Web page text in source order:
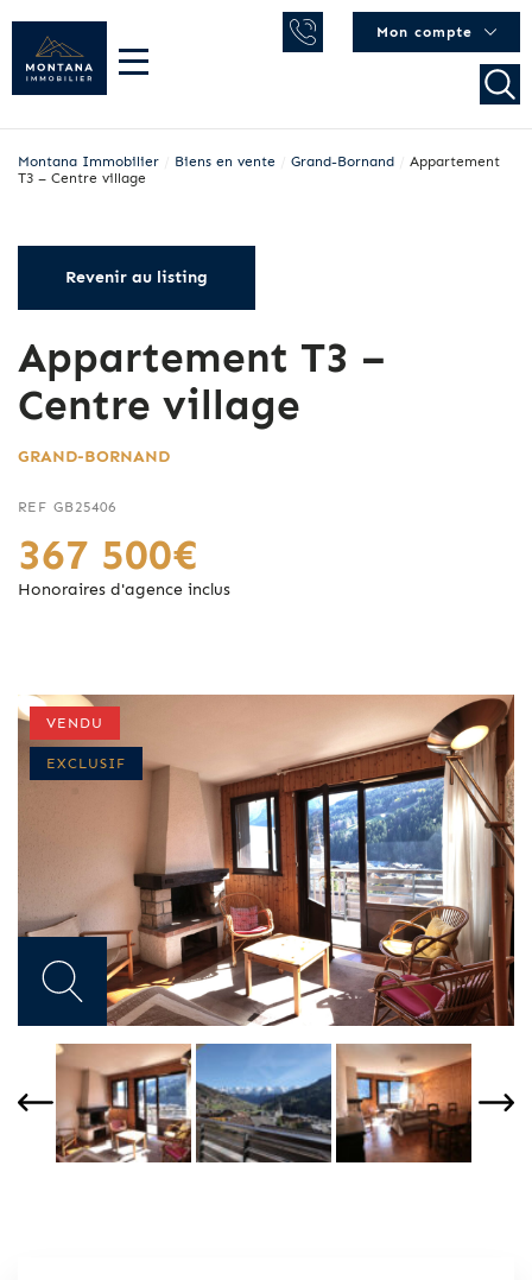
Mon compte
Montana Immobilier Biens en vente Grand-Bornand
Appartement
T3 – Centre village
Appartement T3 –
Centre village
GRAND-BORNAND
REF GB25406
Revenir au listing
367 500€
Honoraires d'agence inclus
VENDU
EXCLUSIF